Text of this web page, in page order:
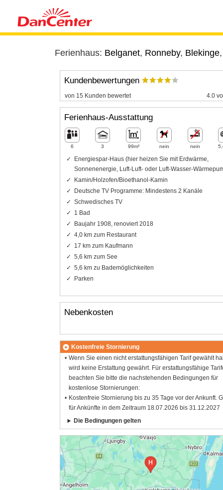
Ferienhaus: Belganet, Ronneby, Blekinge,
Kundenbewertungen
von 15 Kunden bewertet 4.0
Ferienhaus-Ausstattung
6 3 99m² nein nein
Energiespar-Haus (hier heizen Sie mit Erdwärme,
Sonnenenergie, Luft-Luft- oder Luft-Wasser-
Kamin/Holzofen/Bioethanol-Kamin
Deutsche TV Programme: Mindestens 2 Kanäle
Schwedisches TV
1 Bad
Baujahr 1908, renoviert 2018
4,0 km zum Restaurant
17 km zum Kaufmann
5,6 km zum See
5,6 km zu Bademöglichkeiten
Parken
Nebenkosten
Kostenfreie Stornierung
Wenn Sie einen nicht erstattungsfähigen Tarif gewählt
wird keine Erstattung gewährt. Für erstattungsfähige
beachten Sie bitte die nachstehenden Bedingungen für
kostenlose Stornierungen:
Kostenfreie Stornierung bis zu 35 Tage vor der Ankunft.
für Ankünfte in dem Zeitraum 18.07.2026 bis 31.12.2027
Die Bedingungen gelten